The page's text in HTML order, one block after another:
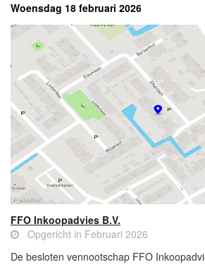
Woensdag 18 februari 2026
FFO Inkoopadvies B.V.
Opgericht in Februari 2026
De besloten vennootschap FFO